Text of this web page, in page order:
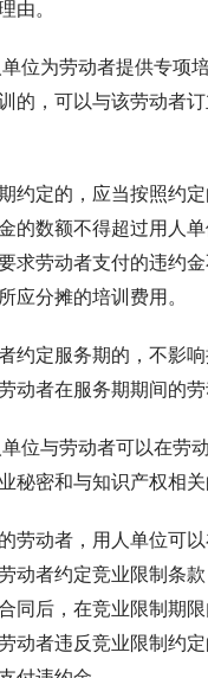
由。
位为劳动者提供专项
的，可以与该劳动者
约定的，应当按照约
的数额不得超过用人
求劳动者支付的违约
应分摊的培训费用。
约定服务期的，不影
动者在服务期期间的劳
位与劳动者可以在劳
秘密和与知识产权相关
劳动者，用人单位可
动者约定竞业限制条
同后，在竞业限制期
动者违反竞业限制约